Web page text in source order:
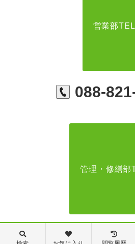
営業部TEL
088-
管理・修繕部
088-